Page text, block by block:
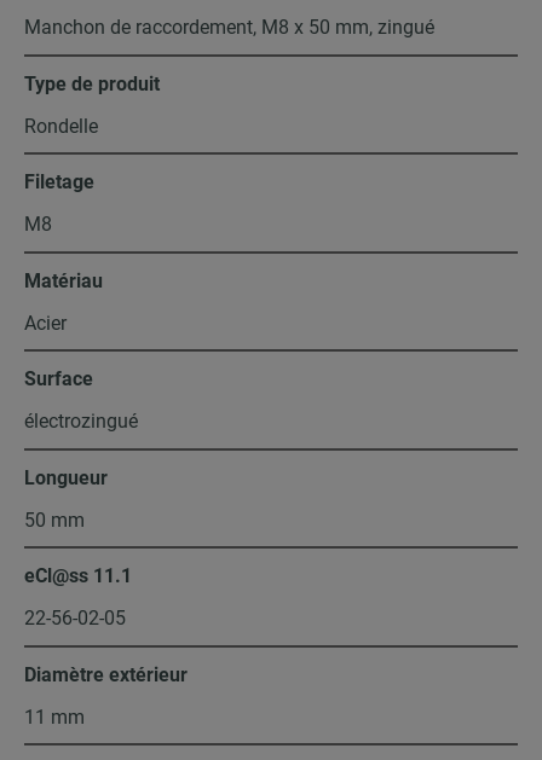
Manchon de raccordement, M8 x 50 mm, zingué
Type de produit
Rondelle
Filetage
M8
Matériau
Acier
Surface
électrozingué
Longueur
50 mm
eCl@ss 11.1
22-56-02-05
Diamètre extérieur
11 mm